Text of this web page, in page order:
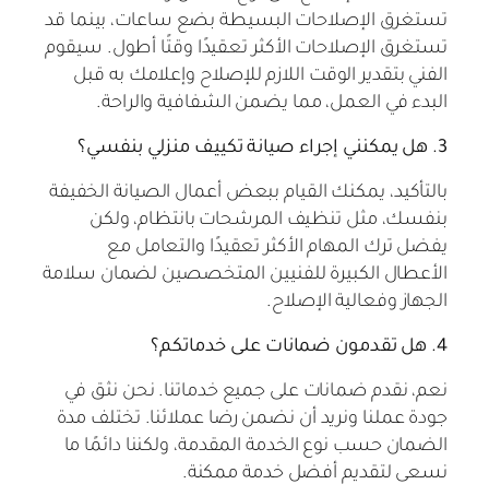
تستغرق الإصلاحات البسيطة بضع ساعات، بينما قد
تستغرق الإصلاحات الأكثر تعقيدًا وقتًا أطول. سيقوم
الفني بتقدير الوقت اللازم للإصلاح وإعلامك به قبل
البدء في العمل، مما يضمن الشفافية والراحة.
3. هل يمكنني إجراء صيانة تكييف منزلي بنفسي؟
بالتأكيد، يمكنك القيام ببعض أعمال الصيانة الخفيفة
بنفسك، مثل تنظيف المرشحات بانتظام، ولكن
يفضل ترك المهام الأكثر تعقيدًا والتعامل مع
الأعطال الكبيرة للفنيين المتخصصين لضمان سلامة
الجهاز وفعالية الإصلاح.
4. هل تقدمون ضمانات على خدماتكم؟
نعم، نقدم ضمانات على جميع خدماتنا. نحن نثق في
جودة عملنا ونريد أن نضمن رضا عملائنا. تختلف مدة
الضمان حسب نوع الخدمة المقدمة، ولكننا دائمًا ما
نسعى لتقديم أفضل خدمة ممكنة.